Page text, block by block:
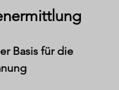
Basis für die